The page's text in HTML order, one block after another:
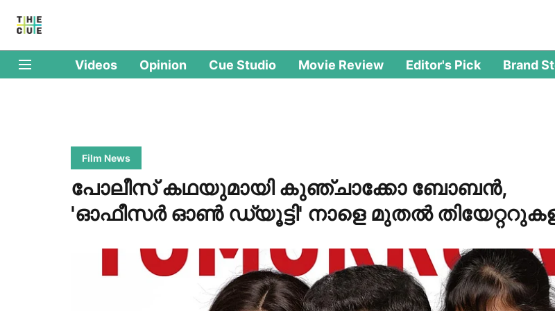
Videos Opinion Cue Studio Movie Review Editor's Pick Brand
Film News
പോലീസ് കഥയുമായി കുഞ്ചാക്കോ ബോബൻ,
'ഓഫീസർ ഓൺ ഡ്യൂട്ടി' നാളെ മുതൽ